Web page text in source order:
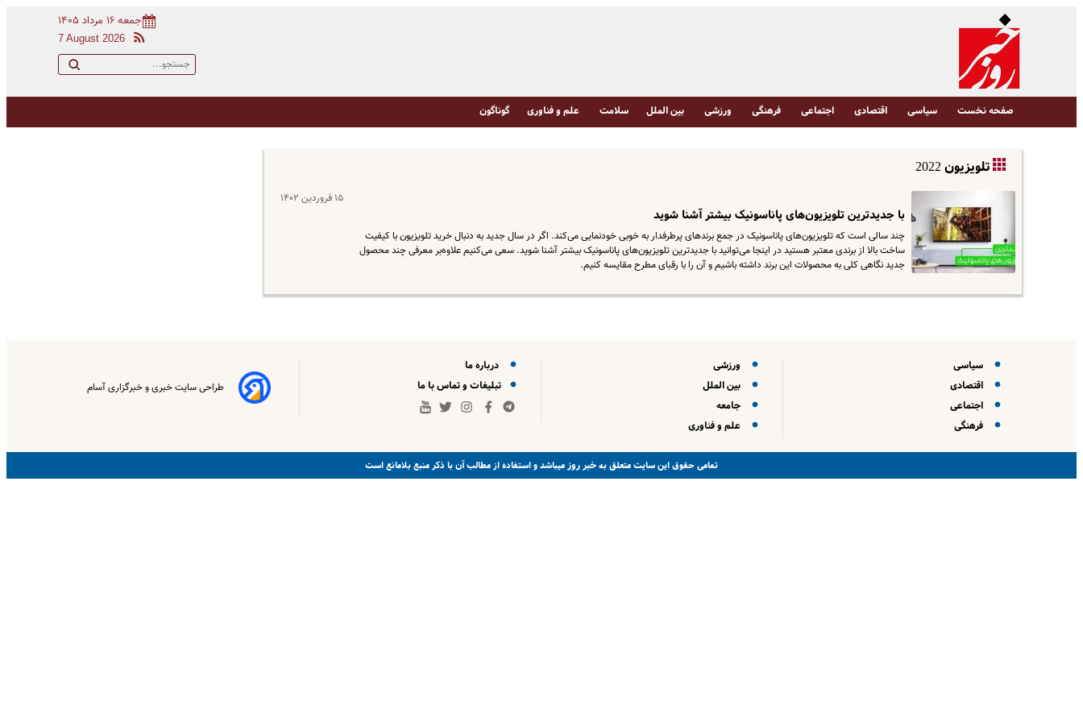
جمعه ۱۶ مرداد ۱۴۰۵
7 August 2026
صفحه نخست سیاسی اقتصادی اجتماعی فرهنگی ورزشی بین الملل سلامت علم و فناوری گوناگون
تلویزیون 2022
۱۵ فروردین ۱۴۰۲
با جدیدترین تلویزیون‌های پاناسونیک بیشتر آشنا شوید
چند سالی است که تلویزیون‌های پاناسونیک در جمع برندهای پرطرفدار به خوبی خودنمایی می‌کند. اگر در سال جدید به دنبال خرید تلویزیون با کیفیت
ساخت بالا از برندی معتبر هستید در اینجا می‌توانید با جدیدترین تلویزیون‌های پاناسونیک بیشتر آشنا شوید. سعی می‌کنیم علاوه‌بر معرفی چند محصول
جدید نگاهی کلی به محصولات این برند داشته باشیم و آن را با رقبای مطرح مقایسه کنیم.
سیاسی
اقتصادی
اجتماعی
فرهنگی
ورزشی
بین الملل
جامعه
علم و فناوری
درباره ما
تبلیغات و تماس با ما
طراحی سایت خبری و خبرگزاری آسام
تمامی حقوق این سایت متعلق بهخبر روزمیباشد و استفاده از مطالب آن با ذکر منبع بلامانع است